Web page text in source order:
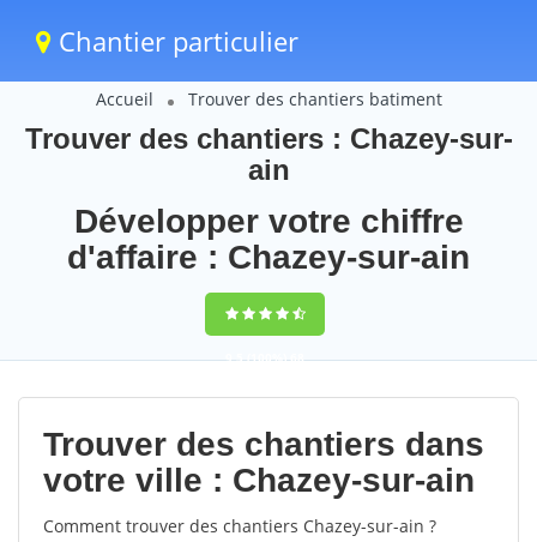
Chantier particulier
Accueil Trouver des chantiers batiment
Trouver des chantiers : Chazey-sur-
ain
Développer votre chiffre
d'affaire : Chazey-sur-ain
9,5(100%)68
votes
Trouver des chantiers dans
votre ville : Chazey-sur-ain
Comment trouver des chantiers Chazey-sur-ain ?